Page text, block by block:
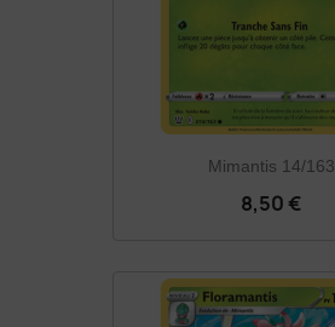
Mimantis 14/163
8,50 €